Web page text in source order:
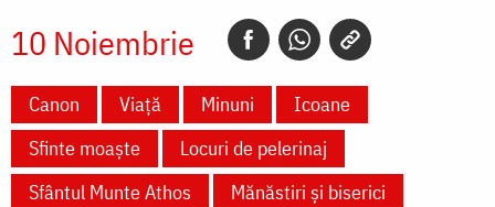
10 Noiembrie
Canon Viață Minuni
Icoane
Sfinte moaște
Locuri de pelerinaj
Sfântul Munte Athos
Mănăstiri și biserici